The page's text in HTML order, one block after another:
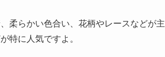
柔らかい色合い、花柄やレースなどが
特に人気ですよ。